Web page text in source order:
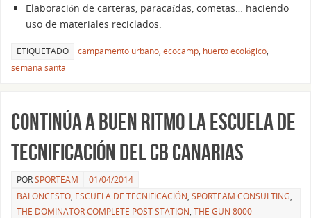
Elaboración de carteras, paracaídas, cometas… haciendo
uso de materiales reciclados.
ETIQUETADO campamento urbano, ecocamp, huerto ecológico,
semana santa
Continúa a buen ritmo la Escuela de
Tecnificación del CB Canarias
PORSPORTEAM
01/04/2014
BALONCESTO, ESCUELA DE TECNIFICACIÓN, SPORTEAM CONSULTING,
THE DOMINATOR COMPLETE POST STATION, THE GUN 8000